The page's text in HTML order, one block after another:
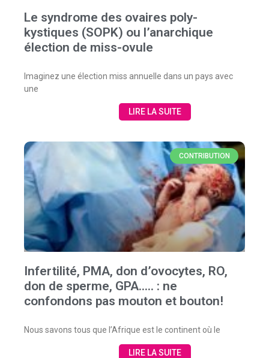
Le syndrome des ovaires poly-
kystiques (SOPK) ou l’anarchique
élection de miss-ovule
Imaginez une élection miss annuelle dans un pays avec
une
LIRE LA SUITE
CONTRIBUTION
Infertilité, PMA, don d’ovocytes, RO,
don de sperme, GPA….. : ne
confondons pas mouton et bouton!
Nous savons tous que l’Afrique est le continent où le
LIRE LA SUITE